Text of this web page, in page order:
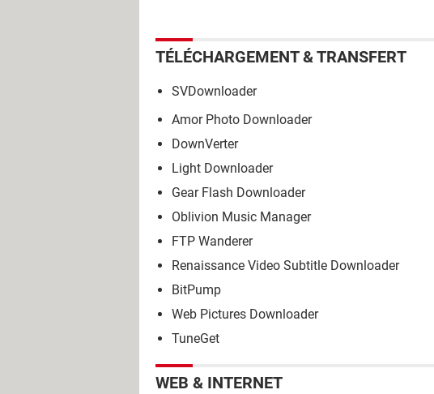
TÉLÉCHARGEMENT & TRANSFERT
SVDownloader
Amor Photo Downloader
DownVerter
Light Downloader
Gear Flash Downloader
Oblivion Music Manager
FTP Wanderer
Renaissance Video Subtitle Downloader
BitPump
Web Pictures Downloader
TuneGet
WEB & INTERNET